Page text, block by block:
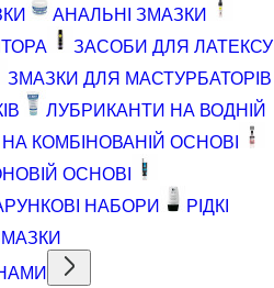
АНАЛЬНІ ЗМАЗКИ
ЗАСОБИ ДЛЯ ЛАТЕКСУ
ЗМАЗКИ ДЛЯ МАСТУРБАТОРІВ
ЛУБРИКАНТИ НА ВОДНІЙ
КОМБІНОВАНІЙ ОСНОВІ
ОСНОВІ
НАБОРИ
РІДКІ